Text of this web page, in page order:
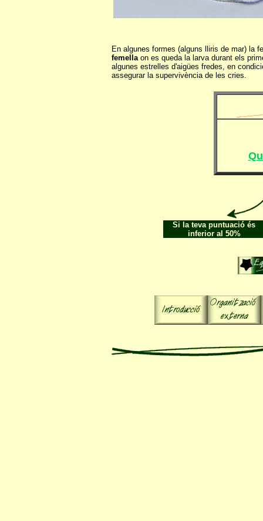
En algunes formes (alguns lliris de mar) la
femellaon es queda la larva durant els
algunes estrelles d'aigües fredes, en
assegurar la supervivència de les cries.
Si la teva puntuació és
inferior al 50%